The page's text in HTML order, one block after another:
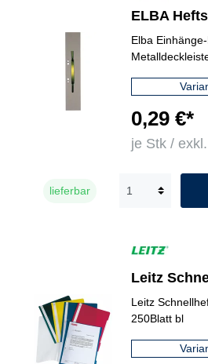
ELBA
Elba
0,29 €*
je Stk /
lieferbar
Leitz
Leitz
250Blatt bl